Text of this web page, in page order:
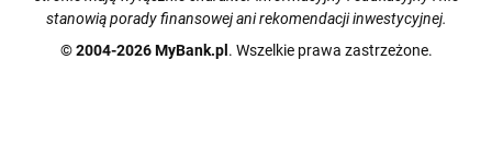
stanowią porady finansowej ani rekomendacji inwestycyjnej.
© 2004-2026 MyBank.pl . Wszelkie prawa zastrzeżone.